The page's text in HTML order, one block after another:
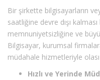
Bir şirkette bilgisayarların
saatliğine devre dışı
memnuniyetsizliğine ve
Bilgisayar, kurumsal
müdahale hizmetleriyle
Hızlı ve Yerinde